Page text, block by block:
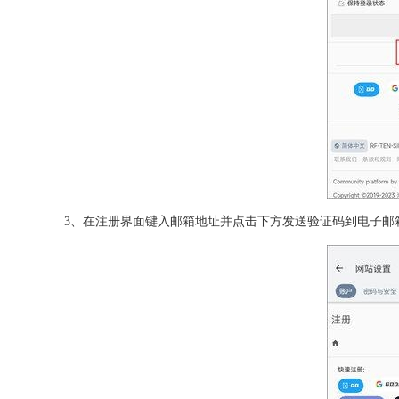
3、在注册界面键入邮箱地址并点击下方发送验证码到电子邮